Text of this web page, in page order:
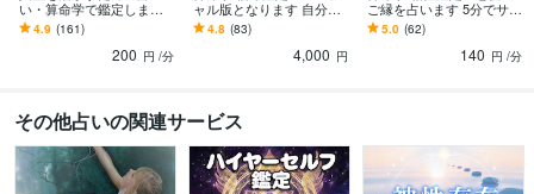
い・算命学で鑑定します
朱学院にて11年間習得・
鑑定歴20年
4.9 (161)
200 円 /分
ャル版となります 自分の
宿命に見合う生き方が、
運勢をしっかりさせるこ
4.8 (83)
4,000 円
ご縁を占います 5分でサク
ッと占います。明確ハッ
キリ鑑定スタイル⭐️
5.0 (62)
140 円 /分
その他占いの関連サービス